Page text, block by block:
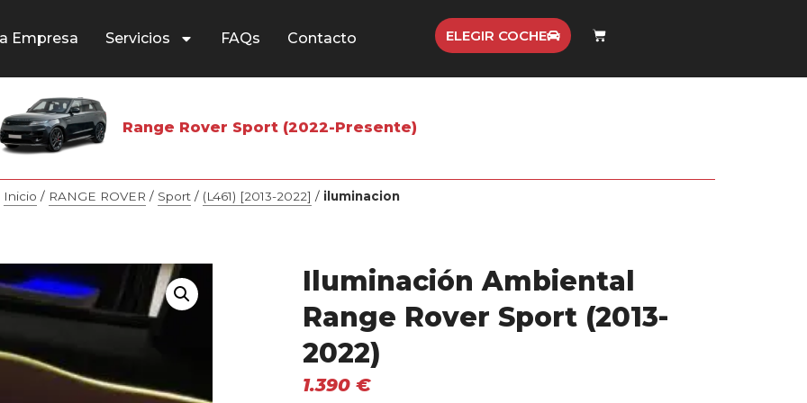
Empresa Servicios FAQs Contacto ELEGIR COCHE
Range Rover Sport (2022-Presente)
Inicio / RANGE ROVER / Sport / (L461) [2013-2022] / iluminacion
Iluminación Ambiental
Range Rover Sport (2013-
2022)
1.390€